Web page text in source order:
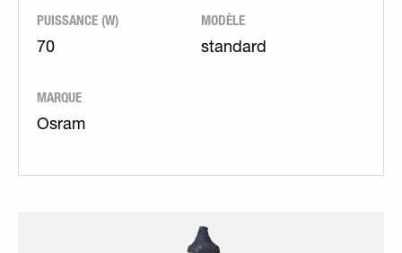
PUISSANCE (W)
70
MODÈLE
standard
MARQUE
Osram